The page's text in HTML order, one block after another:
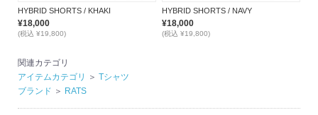
HYBRID SHORTS / KHAKI
¥18,000
(税込 ¥19,800)
HYBRID SHORTS / NAVY
¥18,000
(税込 ¥19,800)
関連カテゴリ
アイテムカテゴリ
＞ Tシャツ
ブランド ＞ RATS